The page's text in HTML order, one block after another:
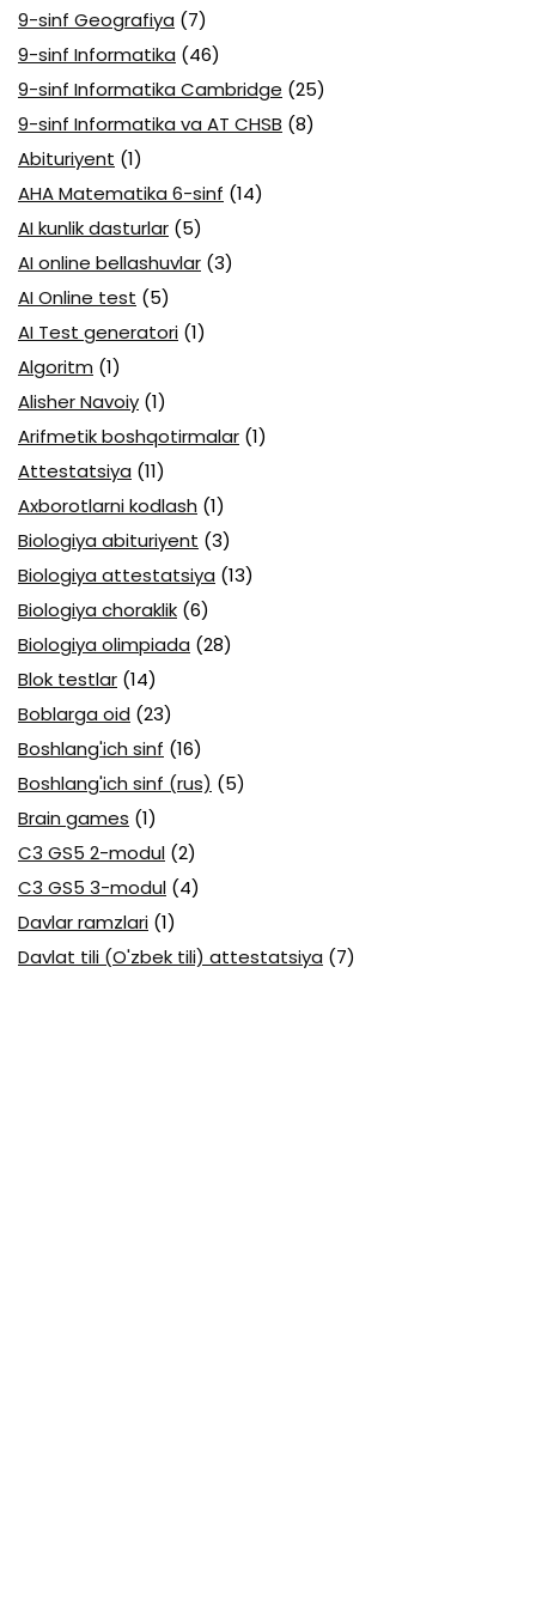
9-sinf Geografiya (7)
9-sinf Informatika (46)
9-sinf Informatika Cambridge (25)
9-sinf Informatika va AT CHSB (8)
Abituriyent (1)
AHA Matematika 6-sinf (14)
AI kunlik dasturlar (5)
AI online bellashuvlar (3)
AI Online test (5)
AI Test generatori (1)
Algoritm (1)
Alisher Navoiy (1)
Arifmetik boshqotirmalar (1)
Attestatsiya (11)
Axborotlarni kodlash (1)
Biologiya abituriyent (3)
Biologiya attestatsiya (13)
Biologiya choraklik (6)
Biologiya olimpiada (28)
Blok testlar (14)
Boblarga oid (23)
Boshlang'ich sinf (16)
Boshlang'ich sinf (rus) (5)
Brain games (1)
C3 GS5 2-modul (2)
C3 GS5 3-modul (4)
Davlar ramzlari (1)
Davlat tili (O'zbek tili) attestatsiya (7)